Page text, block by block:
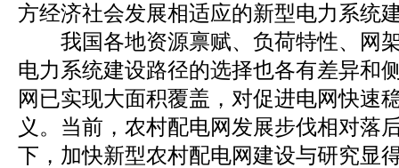
方经济社会发展相适应的新型电力系统
我国各地资源禀赋、负荷特性、网
电力系统建设路径的选择也各有差异和
网已实现大面积覆盖，对促进电网快速
义。当前，农村配电网发展步伐相对落
下，加快新型农村配电网建设与研究显